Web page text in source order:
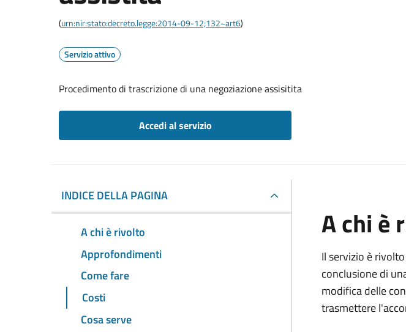
(urn:nir:stato:decreto.legge:2014-09-12;132~art6)
Servizio attivo
Procedimento di trascrizione di una negoziazione assisitita
Accedi al servizio
INDICE DELLA PAGINA
A chi è rivolto
Approfondimenti
Come fare
Costi
Cosa serve
A chi è
Il servizio è
conclusione di
modifica delle
trasmettere